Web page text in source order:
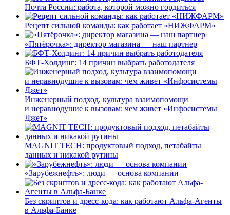
Почта России: работа, которой можно гордиться
Рецепт сильной команды: как работает «НИЖФАРМ»
«Пятёрочка»: директор магазина — наш партнер
БФТ-Холдинг: 14 причин выбрать работодателя
Инженерный подход, культура взаимопомощи
и неравнодушие к вызовам: чем живет «Инфосистемы
Джет»
MAGNIT TECH: продуктовый подход, петабайты
данных и никакой рутины
«Зарубежнефть»: люди — основа компании
Без скриптов и дресс-кода: как работают Альфа-Агенты
в Альфа-Банке